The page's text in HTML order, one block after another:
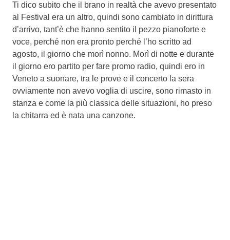
Ti dico subito che il brano in realtà che avevo presentato
al Festival era un altro, quindi sono cambiato in dirittura
d’arrivo, tant’è che hanno sentito il pezzo pianoforte e
voce, perché non era pronto perché l’ho scritto ad
agosto, il giorno che morì nonno. Morì di notte e durante
il giorno ero partito per fare promo radio, quindi ero in
Veneto a suonare, tra le prove e il concerto la sera
ovviamente non avevo voglia di uscire, sono rimasto in
stanza e come la più classica delle situazioni, ho preso
la chitarra ed è nata una canzone.